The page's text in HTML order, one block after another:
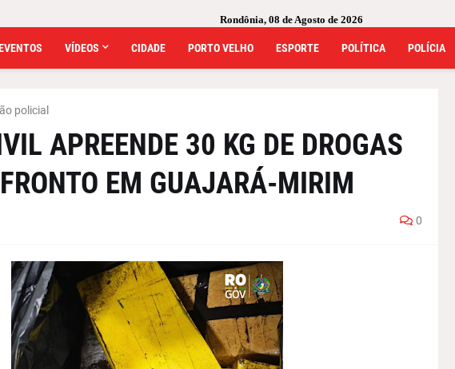
Rondônia, 08 de Agosto de 2026
VÍDEOS CIDADE PORTO VELHO ESPORTE POLÍTICA POLÍCIA
policial
APREENDE 30 KG DE DROGAS
EM GUAJARÁ-MIRIM
0